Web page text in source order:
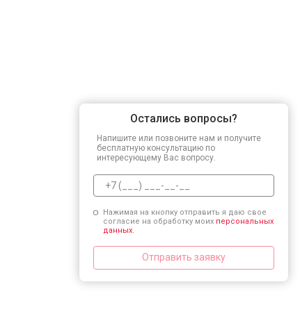
Остались вопросы?
Напишите или позвоните нам и получите
бесплатную консультацию по
интересующему Вас вопросу.
Нажимая на кнопку отправить я даю свое
согласие на обработку моих персональных
данных.
Отправить заявку